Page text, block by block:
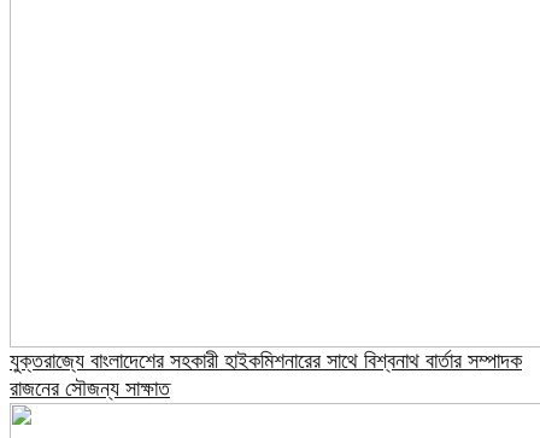
যুক্তরাজ্যে বাংলাদেশের সহকারী হাইকমিশনারের সাথে বিশ্বনাথ বার্তার সম্পাদক
রাজনের সৌজন্য সাক্ষাত